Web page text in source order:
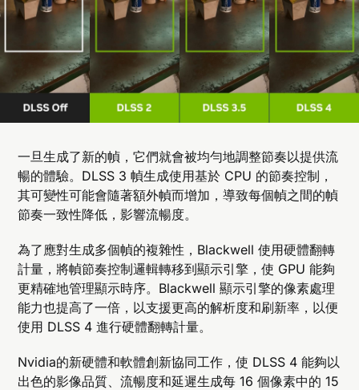
一旦生成了新的幀，它們就會被均勻地調整節奏以提供流
暢的體驗。DLSS 3 幀生成使用基於 CPU 的節奏控制，
其可變性可能會隨著額外幀而增加，導致每個幀之間的幀
節奏一致性降低，影響流暢度。
為了應對生成多個幀的複雜性，Blackwell 使用硬體翻轉
計量，將幀節奏控制邏輯轉移到顯示引擎，使 GPU 能夠
更精確地管理顯示時序。Blackwell 顯示引擎的像素處理
能力也提高了一倍，以支援更高的解析度和刷新率，以便
使用 DLSS 4 進行硬體翻轉計量。
Nvidia的新硬體和軟體創新協同工作，使 DLSS 4 能夠以
出色的影像品質、流暢度和延遲生成每 16 個像素中的 15